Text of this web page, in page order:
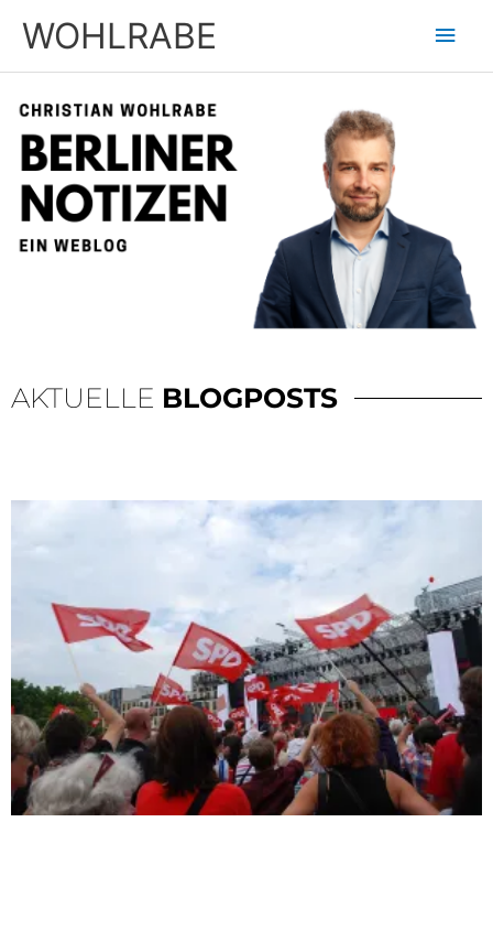
InhaltWOHLRABE
AKTUELLE BLOGPOSTS